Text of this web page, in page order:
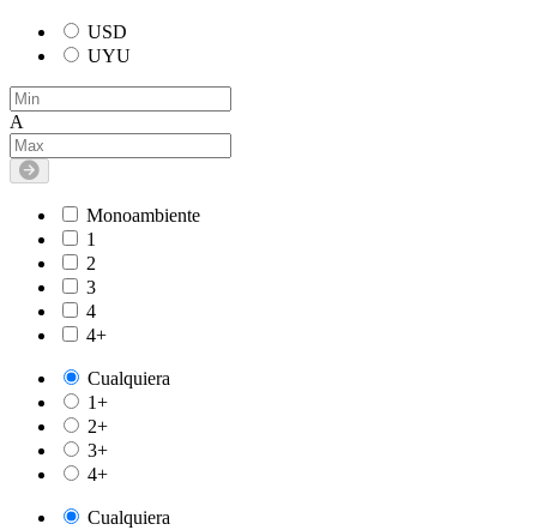
USD
UYU
A
Monoambiente
1
2
3
4
4+
Cualquiera
1+
2+
3+
4+
Cualquiera